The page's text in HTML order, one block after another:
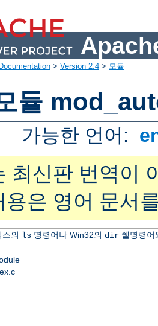
Documentation > Version 2.4 > 모듈
듈
가능한 언어:
최신판 번역이
용은 영어 문서
의 ls명령어나 Win32의 dir쉘명령어